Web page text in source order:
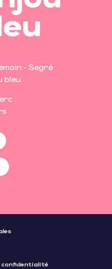
- Segré
bleu
confidentialité